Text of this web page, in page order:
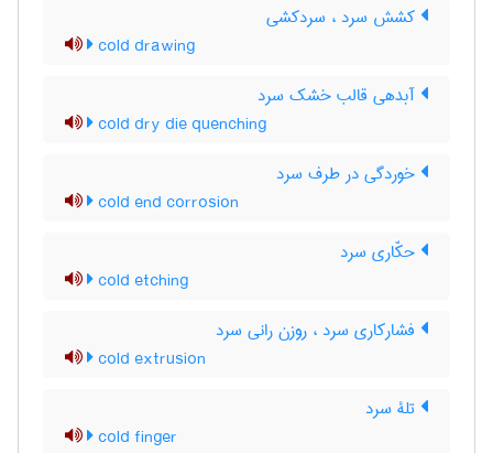
کشش سرد ، سردکشی
cold drawing
آبدهی قالب خشک سرد
cold dry die quenching
خوردگی در طرف سرد
cold end corrosion
حکّاری سرد
cold etching
فشارکاری سرد ، روزن رانی سرد
cold extrusion
تلۀ سرد
cold finger